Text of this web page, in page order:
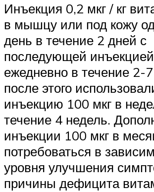
Инъекция 0,2 мкг / кг
в мышцу или под кожу
день в течение 2 дней с
последующей
ежедневно в течение 2-
после этого
инъекцию 100 мкг в
течение 4 недель.
инъекции 100 мкг в
потребоваться в
уровня улучшения
причины дефицита